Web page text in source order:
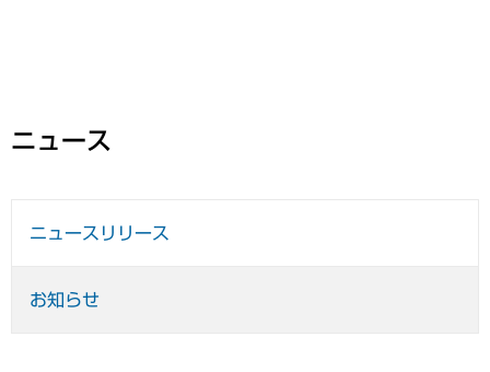
ニュース
ニュースリリース
お知らせ